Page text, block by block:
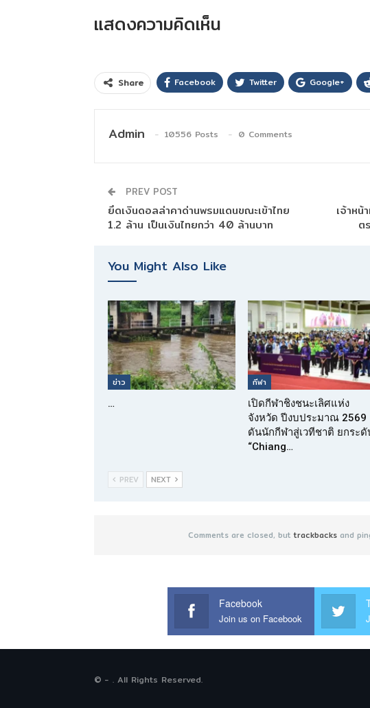
แสดงความคิดเห็น
Share Facebook Twitter Google+
Admin 10556 Posts 0 Comments
PREV POST
ยึดเงินดอลล่าคาด่านพรมแดนขณะเข้าไทย
1.2 ล้าน เป็นเงินไทยกว่า 40 ล้านบาท
เจ้าหน้
ต
You Might Also Like
ข่าว
…
กีฬา
เปิดกีฬาชิงชนะเลิศแห่ง
จังหวัด ปีงบประมาณ 2569
ดันนักกีฬาสู่เวทีชาติ ยกระดั
“Chiang…
PREV NEXT
Comments are closed, buttrackbacksand
Facebook
Join us on Facebook
© - . All Rights Reserved.